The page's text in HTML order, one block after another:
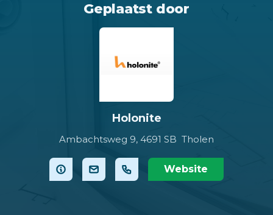
Geplaatst door
Holonite
Ambachtsweg 9, 4691 SB Tholen
Website